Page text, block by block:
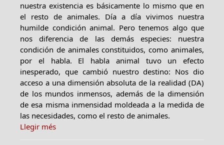
nuestra existencia es básicamente lo mismo que en
el resto de animales. Día a día vivimos nuestra
humilde condición animal. Pero tenemos algo que
nos diferencia de las demás especies: nuestra
condición de animales constituidos, como animales,
por el habla. El habla animal tuvo un efecto
inesperado, que cambió nuestro destino: Nos dio
acceso a una dimensión absoluta de la realidad (DA)
de los mundos inmensos, además de la dimensión
de esa misma inmensidad moldeada a la medida de
las necesidades, como el resto de animales.
Llegir més